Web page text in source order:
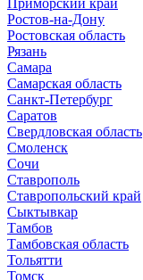
Ростов-на-Дону
Ростовская область
Рязань
Самара
Самарская область
Санкт-Петербург
Саратов
Свердловская область
Смоленск
Сочи
Ставрополь
Ставропольский край
Сыктывкар
Тамбов
Тамбовская область
Тольятти
Томск